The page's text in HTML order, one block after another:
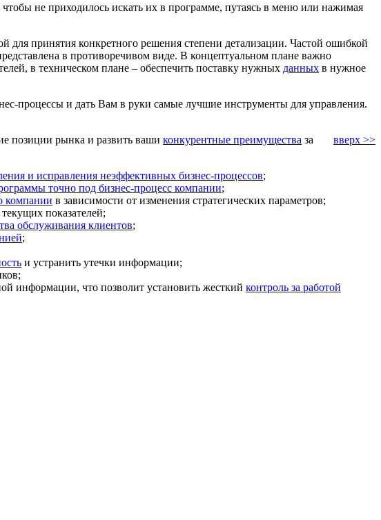
не приходилось искать их в программе, путаясь в меню или нажимая
принятия конкретного решения степени детализации. Частой ошибкой
в противоречивом виде. В концептуальном плане важно
в техническом плане – обеспечить поставку нужных данных в нужное
процессы и дать Вам в руки самые лучшие инструменты для управления.
вверх >>
позиции рынка и развить ваши конкурентные преимущества за
и исправления неэффективных бизнес-процессов;
точно под бизнес-процесс компании;
компании в зависимости от изменения стратегических параметров;
показателей;
обслуживания клиентов;
;
и устранить утечки информации;
информации, что позволит установить жесткий контроль за работой